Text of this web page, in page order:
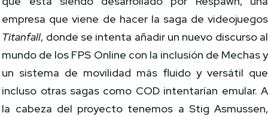
empresa que viene de hacer la saga de videojuegos
Titanfall, donde se intenta añadir un nuevo discurso al
mundo de los FPS Online con la inclusión de Mechas y
un sistema de movilidad más fluido y versátil que
incluso otras sagas como COD intentarían emular. A
la cabeza del proyecto tenemos a Stig Asmussen,